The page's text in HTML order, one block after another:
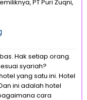
PT Puri Zuqni,
Hak setiap orang.
syariah?
yang satu ini. Hotel
ini adalah hotel
cara